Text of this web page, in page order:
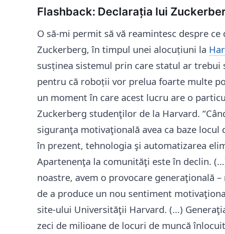
Flashback: Declarația lui
O să-mi permit să vă reamintesc despre
Zuckerberg, în timpul unei alocuțiuni la
susținea sistemul prin care statul ar trebui
pentru că roboții vor prelua foarte multe
un moment în care acest lucru are o
Zuckerberg studenţilor de la Harvard.
siguranţa motivaţională avea ca baze
în prezent, tehnologia şi automatizarea
Apartenenţa la comunităţi este în declin.
noastre, avem o provocare generaţională
de a produce un nou sentiment
site-ului Universităţii Harvard. (…)
zeci de milioane de locuri de muncă